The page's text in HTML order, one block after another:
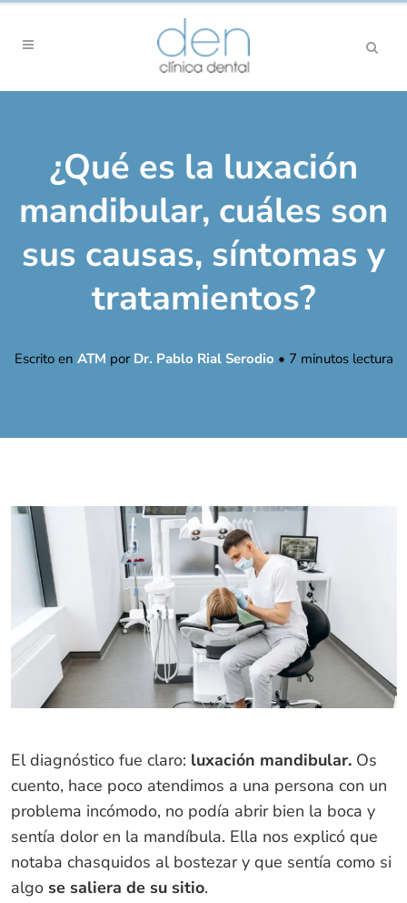
¿Qué es la luxación
mandibular, cuáles son
sus causas, síntomas y
tratamientos?
Escrito en ATM por Dr. Pablo Rial Serodio • 7 minutos lectura
El diagnóstico fue claro: luxación mandibular. Os
cuento, hace poco atendimos a una persona con un
problema incómodo, no podía abrir bien la boca y
sentía dolor en la mandíbula. Ella nos explicó que
notaba chasquidos al bostezar y que sentía como si
algo se saliera de su sitio.